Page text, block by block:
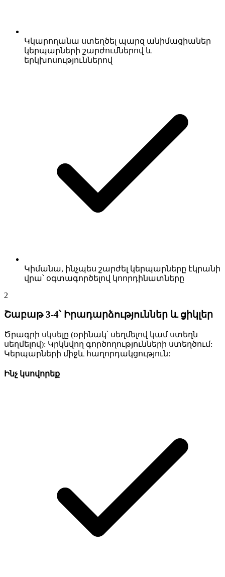
Կկարողանա ստեղծել պարզ անիմացիաներ
կերպարների շարժումներով և
երկխոսություններով
Կիմանա, ինչպես շարժել կերպարները էկրանի
վրա՝ օգտագործելով կոորդինատները
2
Շաբաթ 3-4՝ Իրադարձություններ և ցիկլեր
Ծրագրի սկսելը (օրինակ՝ սեղմելով կամ ստեղն
սեղմելով): Կրկնվող գործողությունների ստեղծում:
Կերպարների միջև հաղորդակցություն:
Ինչ կսովորեք